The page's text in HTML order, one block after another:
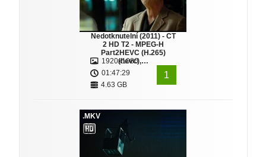
Nedotknutelní (2011) - CT
2 HD T2 - MPEG-H
Part2HEVC (H.265)
(hevc),…
1920x1080
01:47:29
4.63 GB
1
.MKV